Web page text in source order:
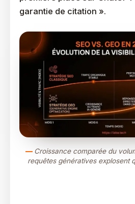
garantie de citation ».
Croissance comparée du
requêtes génératives explosent